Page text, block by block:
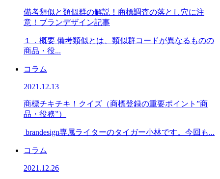
備考類似と類似群の解説！商標調査の落とし穴に注
意！ブランデザイン記事
１．概要 備考類似とは、類似群コードが異なるものの
商品・役...
コラム
2021.12.13
商標チキチキ！クイズ（商標登録の重要ポイント”商
品・役務”）
brandesign専属ライターのタイガー小林です。今回も...
コラム
2021.12.26